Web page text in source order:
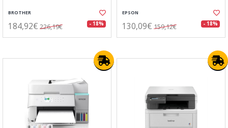
BROTHER
184,92€ 226,19€ - 18%
EPSON
130,09€ 159,12€ - 18%